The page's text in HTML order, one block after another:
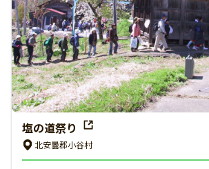
塩の道祭り
北安曇郡小谷村